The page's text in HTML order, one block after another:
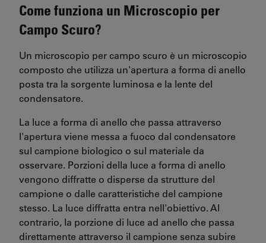
Come funziona un Microscopio per
Campo Scuro?
Un microscopio per campo scuro è un microscopio
composto che utilizza un'apertura a forma di anello
posta tra la sorgente luminosa e la lente del
condensatore.
La luce a forma di anello che passa attraverso
l'apertura viene messa a fuoco dal condensatore
sul campione biologico o sul materiale da
osservare. Porzioni della luce a forma di anello
vengono diffratte o disperse da strutture del
campione o dalle caratteristiche del campione
stesso. La luce diffratta entra nell'obiettivo. Al
contrario, la porzione di luce ad anello che passa
direttamente attraverso il campione senza subire